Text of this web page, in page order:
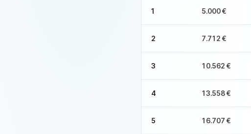
1 5.000 €
2 7.712 €
3 10.562 €
4 13.558 €
5 16.707 €